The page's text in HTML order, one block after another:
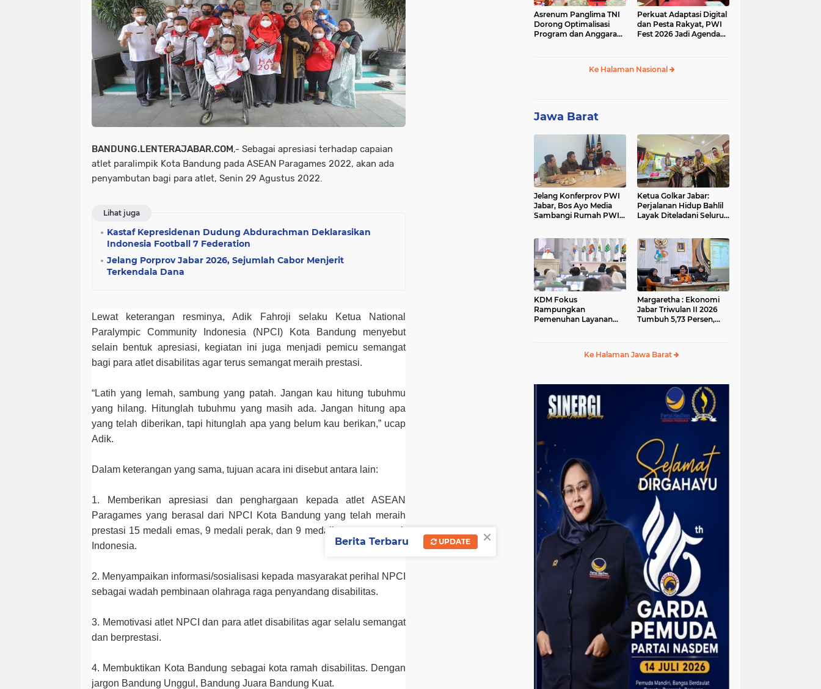
BANDUNG.LENTERAJABAR.COM,- Sebagai apresiasi terhadap capaian
atlet paralimpik Kota Bandung pada ASEAN Paragames 2022, akan ada
penyambutan bagi para atlet, Senin 29 Agustus 2022.
Lihat juga
Kastaf Kepresidenan Dudung Abdurachman Deklarasikan
Indonesia Football 7 Federation
Jelang Porprov Jabar 2026, Sejumlah Cabor Menjerit
Terkendala Dana
Lewat keterangan resminya, Adik Fahroji selaku Ketua National
Paralympic Community Indonesia (NPCI) Kota Bandung menyebut
selain bentuk apresiasi, kegiatan ini juga menjadi pemicu semangat
bagi para atlet disabilitas agar terus semangat meraih prestasi.
“Latih yang lemah, sambung yang patah. Jangan kau hitung tubuhmu
yang hilang. Hitunglah tubuhmu yang masih ada. Jangan hitung apa
yang telah diberikan, tapi hitunglah apa yang belum kau berikan,” ucap
Adik.
Dalam keterangan yang sama, tujuan acara ini disebut antara lain:
1. Memberikan apresiasi dan penghargaan kepada atlet ASEAN
Paragames yang berasal dari NPCI Kota Bandung yang telah meraih
prestasi 15 medali emas, 9 medali perak, dan 9 medali perunggu untuk
Indonesia.
2. Menyampaikan informasi/sosialisasi kepada masyarakat perihal NPCI
sebagai wadah pembinaan olahraga raga penyandang disabilitas.
3. Memotivasi atlet NPCI dan para atlet disabilitas agar selalu semangat
dan berprestasi.
4. Membuktikan Kota Bandung sebagai kota ramah disabilitas. Dengan
jargon Bandung Unggul, Bandung Juara Bandung Kuat.
Asrenum Panglima TNI
Dorong Optimalisasi
Program dan Anggaran
Perkuat Adaptasi Digital
dan Pesta Rakyat, PWI
Fest 2026 Jadi Agenda
Ke Halaman Nasional
Jawa Barat
Jelang Konferprov PWI
Jabar, Bos Ayo Media
Sambangi Rumah PWI
Ketua Golkar Jabar:
Perjalanan Hidup Bahlil
Layak Diteladani Seluruh
KDM Fokus
Rampungkan
Pemenuhan Layanan
Margaretha : Ekonomi
Jabar Triwulan II 2026
Tumbuh 5,73 Persen,
Ke Halaman Jawa Barat
×
Berita Terbaru UPDATE